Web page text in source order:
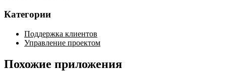
Категории
Поддержка клиентов
Управление проектом
Похожие приложения